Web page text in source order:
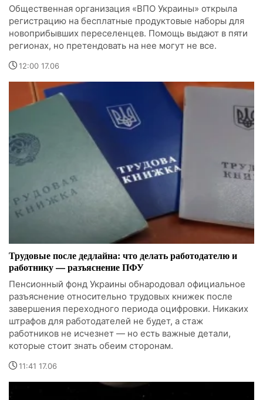
Общественная организация «ВПО Украины» открыла
регистрацию на бесплатные продуктовые наборы для
новоприбывших переселенцев. Помощь выдают в пяти
регионах, но претендовать на нее могут не все.
12:00 17.06
Трудовые после дедлайна: что делать работодателю и
работнику — разъяснение ПФУ
Пенсионный фонд Украины обнародовал официальное
разъяснение относительно трудовых книжек после
завершения переходного периода оцифровки. Никаких
штрафов для работодателей не будет, а стаж
работников не исчезнет — но есть важные детали,
которые стоит знать обеим сторонам.
11:41 17.06